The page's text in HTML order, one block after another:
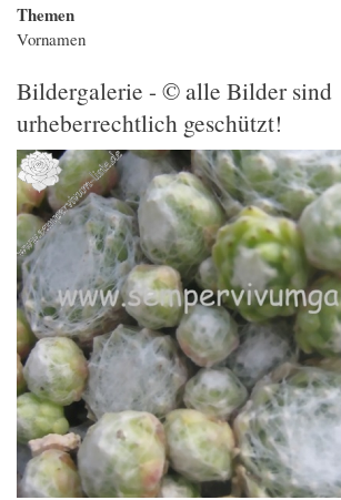
Themen
Vornamen
Bildergalerie - © alle Bilder sind
urheberrechtlich geschützt!